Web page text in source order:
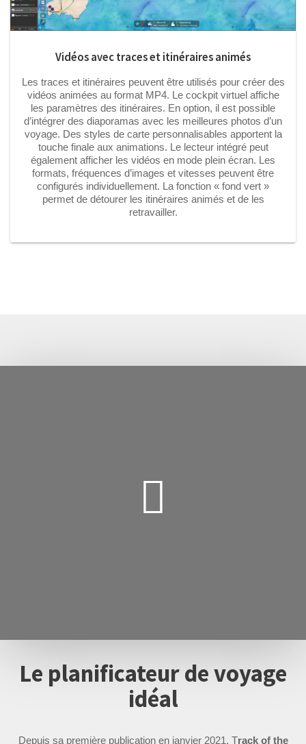
Vidéos avec traces et itinéraires animés
Les traces et itinéraires peuvent être utilisés pour créer des
vidéos animées au format MP4. Le cockpit virtuel affiche
les paramètres des itinéraires. En option, il est possible
d’intégrer des diaporamas avec les meilleures photos d’un
voyage. Des styles de carte personnalisables apportent la
touche finale aux animations. Le lecteur intégré peut
également afficher les vidéos en mode plein écran. Les
formats, fréquences d’images et vitesses peuvent être
configurés individuellement. La fonction « fond vert »
permet de détourer les itinéraires animés et de les
retravailler.
Le planificateur de voyage
idéal
Depuis sa première publication en janvier 2021, Track of the